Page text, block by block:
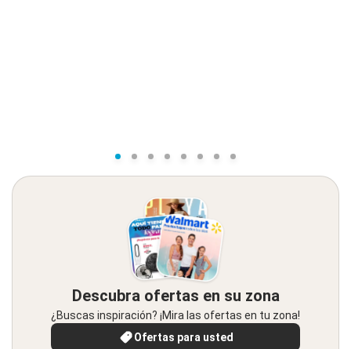
Descubra ofertas en su zona
¿Buscas inspiración? ¡Mira las ofertas en tu zona!
Ofertas para usted